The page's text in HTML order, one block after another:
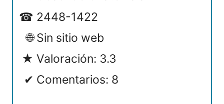
2448-1422
Sin sitio web
Valoración: 3.3
Comentarios: 8